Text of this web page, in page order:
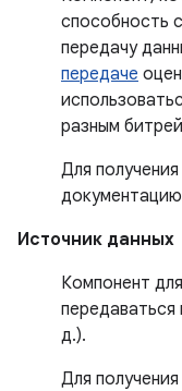
способность
передачу
передаче
разным
Для
документацию
Источник данных
Компонент
передаваться
д.).
Для